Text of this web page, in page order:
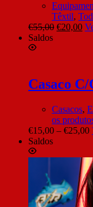
Têxtil,
€55,00 €20,00
Saldos
Casaco
Casacos,
os
€15,00 – €25,00
Saldos